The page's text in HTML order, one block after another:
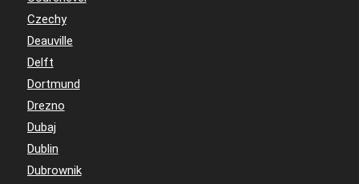
Czechy
Deauville
Delft
Dortmund
Drezno
Dubaj
Dublin
Dubrownik